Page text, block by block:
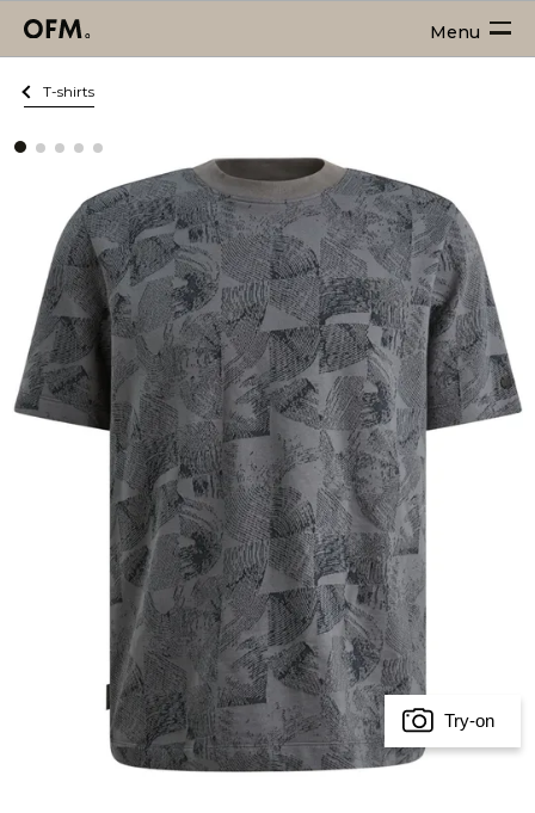
Menu
T-shirts
Try-on